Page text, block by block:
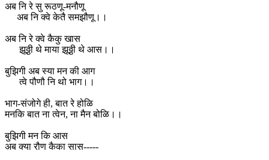
अब नि रे सु रूठणू-मनौणू
अब नि क्वे केतै समझौणू।।
अब नि रे क्वे कैकु खास
झूठ्ठी थे माया झूठ्ठी थे आस।।
बुझिगी अब स्या मन की आग
त्वे पौणौ नि थो भाग।।
भाग-संजोगे ही, बात रे होळि
मनकि बात ना त्वेन, ना मैन बोळि।।
बुझिगी मन कि आस
अब क्या रौण कैका सास-----